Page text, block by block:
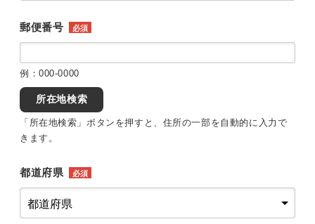
郵便番号 必須
例：000-0000
所在地検索
「所在地検索」ボタンを押すと、住所の一部を自動的に入力で
きます。
都道府県 必須